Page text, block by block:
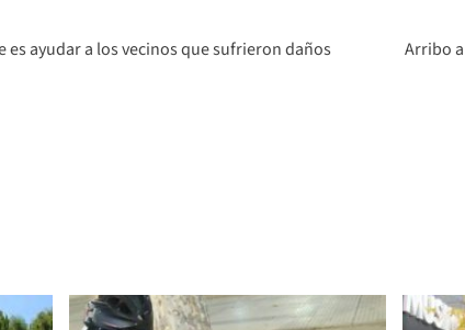
es ayudar a los vecinos que sufrieron daños
Arribo